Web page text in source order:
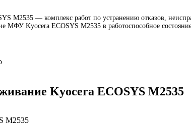
M2535 — комплекс работ по устранению отказов,
МФУ Kyocera ECOSYS M2535 в работоспособное
Kyocera ECOSYS M2535
M2535